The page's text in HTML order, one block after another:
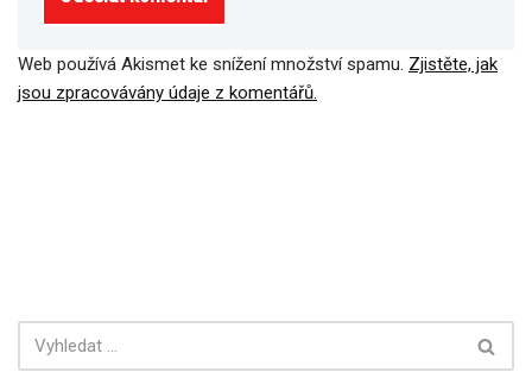
Web používá Akismet ke snížení množství spamu. Zjistěte, jak
jsou zpracovávány údaje z komentářů.